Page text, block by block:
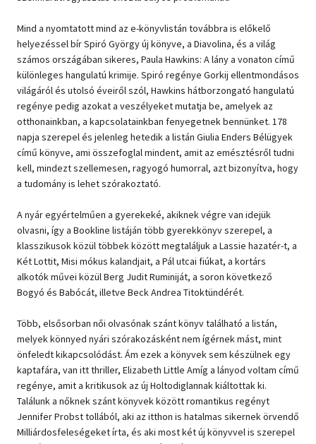
Mind a nyomtatott mind az e-könyvlistán továbbra is előkelő
helyezéssel bír Spiró György új könyve, a Diavolina, és a világ
számos országában sikeres, Paula Hawkins: A lány a vonaton című
különleges hangulatú krimije. Spiró regénye Gorkij ellentmondásos
világáról és utolsó éveiről szól, Hawkins hátborzongató hangulatú
regénye pedig azokat a veszélyeket mutatja be, amelyek az
otthonainkban, a kapcsolatainkban fenyegetnek bennünket. 178
napja szerepel és jelenleg hetedik a listán Giulia Enders Bélügyek
című könyve, ami összefoglal mindent, amit az emésztésről tudni
kell, mindezt szellemesen, ragyogó humorral, azt bizonyítva, hogy
a tudomány is lehet szórakoztató.
A nyár egyértelműen a gyerekeké, akiknek végre van idejük
olvasni, így a Bookline listáján több gyerekkönyv szerepel, a
klasszikusok közül többek között megtaláljuk a Lassie hazatér-t, a
Két Lottit, Misi mókus kalandjait, a Pál utcai fiúkat, a kortárs
alkotók művei közül Berg Judit Ruminiját, a soron következő
Bogyó és Babócát, illetve Beck Andrea Titoktündérét.
Több, elsősorban női olvasónak szánt könyv található a listán,
melyek könnyed nyári szórakozásként nem ígérnek mást, mint
önfeledt kikapcsolódást. Ám ezek a könyvek sem készülnek egy
kaptafára, van itt thriller, Elizabeth Little Amíg a lányod voltam című
regénye, amit a kritikusok az új Holtodiglannak kiáltottak ki.
Találunk a nőknek szánt könyvek között romantikus regényt
Jennifer Probst tollából, aki az itthon is hatalmas sikernek örvendő
Milliárdosfeleségeket írta, és aki most két új könyvvel is szerepel